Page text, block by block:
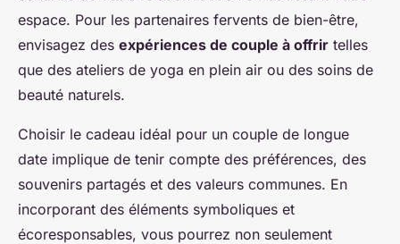
espace. Pour les partenaires fervents de bien-être,
envisagez des expériences de couple à offrir telles
que des ateliers de yoga en plein air ou des soins de
beauté naturels.
Choisir le cadeau idéal pour un couple de longue
date implique de tenir compte des préférences, des
souvenirs partagés et des valeurs communes. En
incorporant des éléments symboliques et
écoresponsables, vous pourrez non seulement